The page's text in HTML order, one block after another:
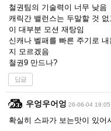
철권팀의 기술력이 너무 낮음
캐릭간 밸런스는 두말할 것
이 대부분 모션 재탕임
신캐나 벨패를 빠른 주기로
지 모르겠음
철권9 만드나?
답글
우엉우어엉 26-06-04 19:05
확실히 스파가 보는맛이 있어